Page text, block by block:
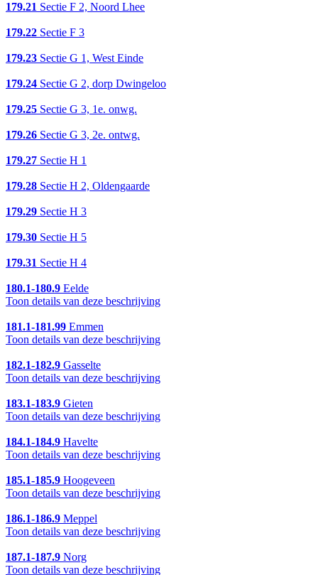
179.21 Sectie F 2, Noord Lhee
179.22 Sectie F 3
179.23 Sectie G 1, West Einde
179.24 Sectie G 2, dorp Dwingeloo
179.25 Sectie G 3, 1e. onwg.
179.26 Sectie G 3, 2e. ontwg.
179.27 Sectie H 1
179.28 Sectie H 2, Oldengaarde
179.29 Sectie H 3
179.30 Sectie H 5
179.31 Sectie H 4
180.1-180.9 Eelde
Toon details van deze beschrijving
181.1-181.99 Emmen
Toon details van deze beschrijving
182.1-182.9 Gasselte
Toon details van deze beschrijving
183.1-183.9 Gieten
Toon details van deze beschrijving
184.1-184.9 Havelte
Toon details van deze beschrijving
185.1-185.9 Hoogeveen
Toon details van deze beschrijving
186.1-186.9 Meppel
Toon details van deze beschrijving
187.1-187.9 Norg
Toon details van deze beschrijving